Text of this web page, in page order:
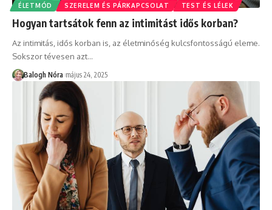
ÉLETMÓD SZERELEM ÉS PÁRKAPCSOLAT TEST ÉS LÉLEK
Hogyan tartsátok fenn az intimitást idős korban?
Az intimitás, idős korban is, az életminőség kulcsfontosságú eleme.
Sokszor tévesen azt…
Balogh Nóra május 24, 2025